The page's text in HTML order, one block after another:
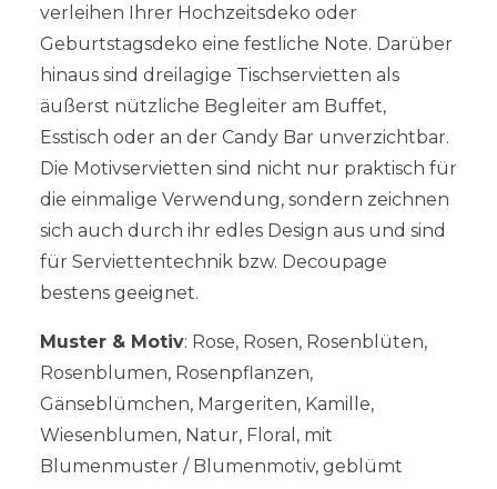
verleihen Ihrer Hochzeitsdeko oder
Geburtstagsdeko eine festliche Note. Darüber
hinaus sind dreilagige Tischservietten als
äußerst nützliche Begleiter am Buffet,
Esstisch oder an der Candy Bar unverzichtbar.
Die Motivservietten sind nicht nur praktisch für
die einmalige Verwendung, sondern zeichnen
sich auch durch ihr edles Design aus und sind
für Serviettentechnik bzw. Decoupage
bestens geeignet.
Muster & Motiv: Rose, Rosen, Rosenblüten,
Rosenblumen, Rosenpflanzen,
Gänseblümchen, Margeriten, Kamille,
Wiesenblumen, Natur, Floral, mit
Blumenmuster / Blumenmotiv, geblümt